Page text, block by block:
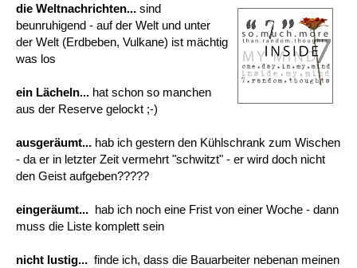
die Weltnachrichten... sind
beunruhigend - auf der Welt und unter
der Welt (Erdbeben, Vulkane) ist mächtig
was los
ein Lächeln... hat schon so manchen
aus der Reserve gelockt ;-)
ausgeräumt... hab ich gestern den Kühlschrank zum Wischen
- da er in letzter Zeit vermehrt "schwitzt" - er wird doch nicht
den Geist aufgeben?????
eingeräumt... hab ich noch eine Frist von einer Woche - dann
muss die Liste komplett sein
nicht lustig... finde ich, dass die Bauarbeiter nebenan meinen